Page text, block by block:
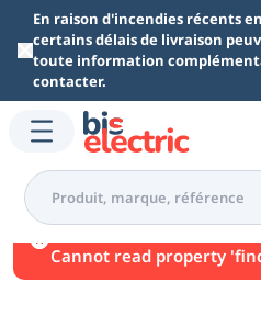
Aller au contenu principal
En raison d'incendies récents
certains délais de livraison
toute information
contacter.
Une erreur est
Cannot read property